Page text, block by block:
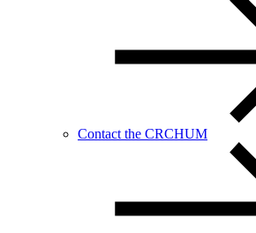
Contact the CRCHUM